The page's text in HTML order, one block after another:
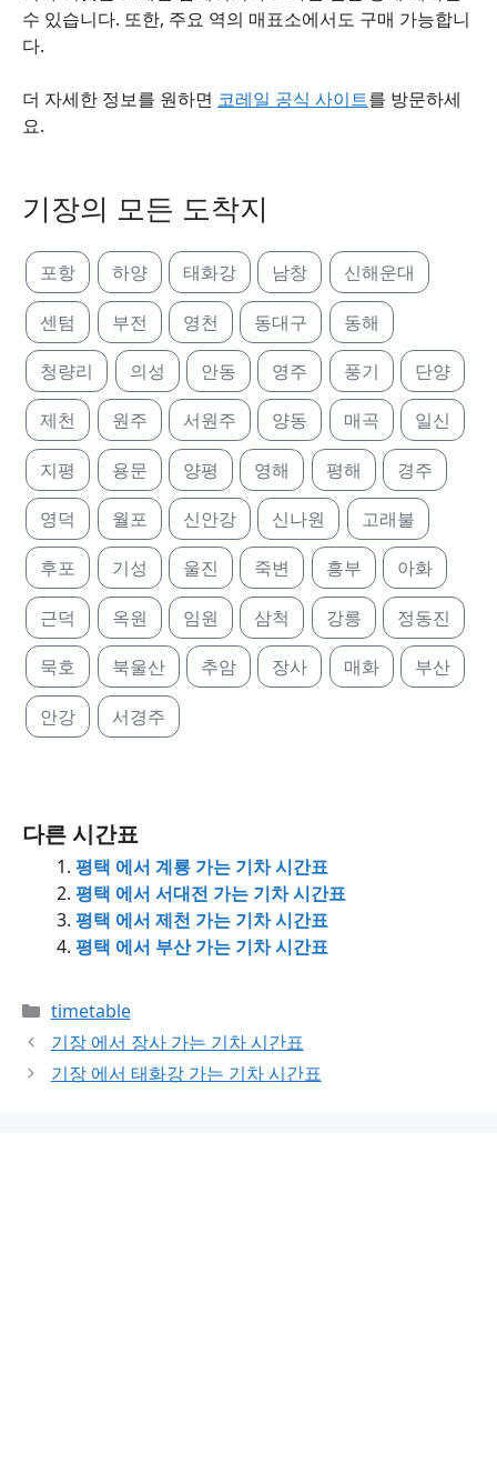
수 있습니다. 또한, 주요 역의 매표소에서도 구매 가능합니
다.
더 자세한 정보를 원하면 코레일 공식 사이트를 방문하세
요.
기장의 모든 도착지
포항 하양 태화강 남창 신해운대
센텀 부전 영천 동대구 동해
청량리 의성 안동 영주 풍기 단양
제천 원주 서원주 양동 매곡 일신
지평 용문 양평 영해 평해 경주
영덕 월포 신안강 신나원 고래불
후포 기성 울진 죽변 흥부 아화
근덕 옥원 임원 삼척 강릉 정동진
묵호 북울산 추암 장사 매화 부산
안강 서경주
다른 시간표
평택 에서 계룡 가는 기차 시간표
평택 에서 서대전 가는 기차 시간표
평택 에서 제천 가는 기차 시간표
평택 에서 부산 가는 기차 시간표
Categories
timetable
기장 에서 장사 가는 기차 시간표
기장 에서 태화강 가는 기차 시간표